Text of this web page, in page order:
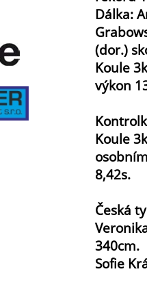
Dálka:
(dor.)
Koule
výkon
Koule
8,42s.
Česká
340cm.
Sofie